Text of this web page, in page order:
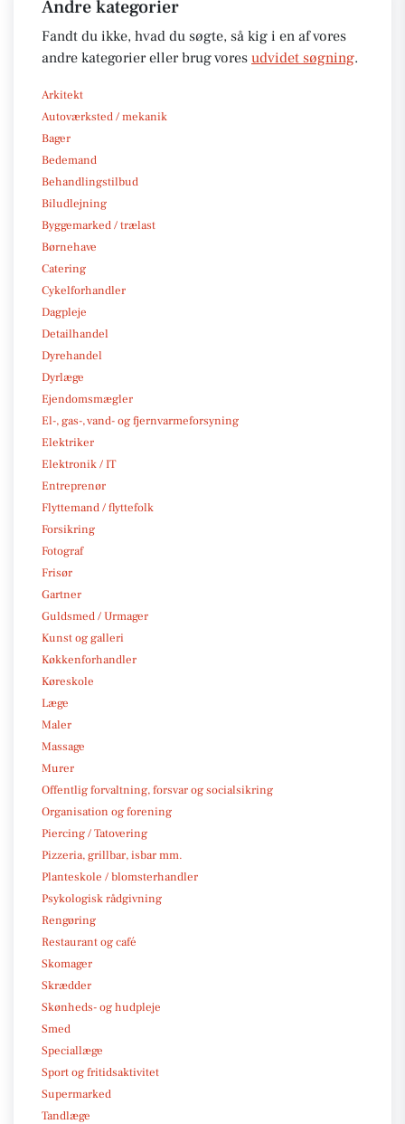
Andre kategorier
Fandt du ikke, hvad du søgte, så kig i en af vores
andre kategorier eller brug vores udvidet søgning.
Arkitekt
Autoværksted / mekanik
Bager
Bedemand
Behandlingstilbud
Biludlejning
Byggemarked / trælast
Børnehave
Catering
Cykelforhandler
Dagpleje
Detailhandel
Dyrehandel
Dyrlæge
Ejendomsmægler
El-, gas-, vand- og fjernvarmeforsyning
Elektriker
Elektronik / IT
Entreprenør
Flyttemand / flyttefolk
Forsikring
Fotograf
Frisør
Gartner
Guldsmed / Urmager
Kunst og galleri
Køkkenforhandler
Køreskole
Læge
Maler
Massage
Murer
Offentlig forvaltning, forsvar og socialsikring
Organisation og forening
Piercing / Tatovering
Pizzeria, grillbar, isbar mm.
Planteskole / blomsterhandler
Psykologisk rådgivning
Rengøring
Restaurant og café
Skomager
Skrædder
Skønheds- og hudpleje
Smed
Speciallæge
Sport og fritidsaktivitet
Supermarked
Tandlæge